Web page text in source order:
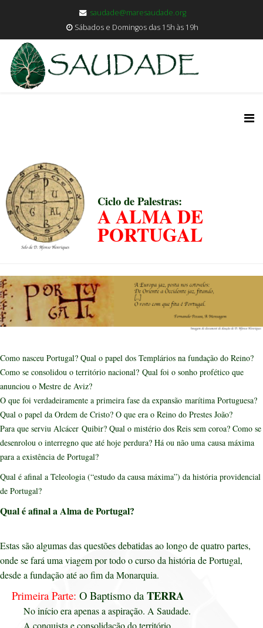
saudade@maresaudade.org
Sábados e Domingos das 15h às 19h
Ciclo de Palestras:
A ALMA DE
PORTUGAL
Como nasceu Portugal? Qual o papel dos Templários na fundação do Reino?
Como se consolidou o território nacional? Qual foi o sonho profético que
anunciou o Mestre de Aviz?
O que foi verdadeiramente a primeira fase da expansão marítima Portuguesa?
Qual o papel da Ordem de Cristo? O que era o Reino do Prestes João?
Para que serviu Alcácer Quibir? Qual o mistério dos Reis sem coroa? Como se
desenrolou o interregno que até hoje perdura? Há ou não uma causa máxima
para a existência de Portugal?
Qual é afinal a Teleologia (“estudo da causa máxima”) da história providencial
de Portugal?
Qual é afinal a Alma de Portugal?
Estas são algumas das questões debatidas ao longo de quatro partes,
onde se fará uma viagem por todo o curso da história de Portugal,
desde a fundação até ao fim da Monarquia.
Primeira Parte: O Baptismo daTERRA
No início era apenas a aspiração. A Saudade.
A conquista e consolidação do território.